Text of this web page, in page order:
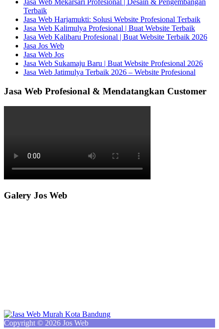
Jasa Web Mekarsari Profesional | Desain & Pengembangan
Terbaik
Jasa Web Harjamukti: Solusi Website Profesional Terbaik
Jasa Web Kalimulya Profesional | Buat Website Terbaik
Jasa Web Kalibaru Profesional | Buat Website Terbaik 2026
Jasa Jos Web
Jasa Web Jos
Jasa Web Sukamaju Baru | Buat Website Profesional 2026
Jasa Web Jatimulya Terbaik 2026 – Website Profesional
Jasa Web Profesional & Mendatangkan Customer
Galery Jos Web
Copyright © 2026 Jos Web